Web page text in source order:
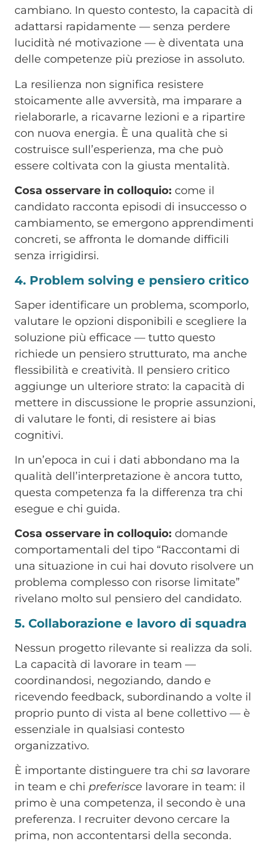
cambiano. In questo contesto, la capacità di
adattarsi rapidamente — senza perdere
lucidità né motivazione — è diventata una
delle competenze più preziose in assoluto.
La resilienza non significa resistere
stoicamente alle avversità, ma imparare a
rielaborarle, a ricavarne lezioni e a ripartire
con nuova energia. È una qualità che si
costruisce sull’esperienza, ma che può
essere coltivata con la giusta mentalità.
Cosa osservare in colloquio: come il
candidato racconta episodi di insuccesso o
cambiamento, se emergono apprendimenti
concreti, se affronta le domande difficili
senza irrigidirsi.
4. Problem solving e pensiero critico
Saper identificare un problema, scomporlo,
valutare le opzioni disponibili e scegliere la
soluzione più efficace — tutto questo
richiede un pensiero strutturato, ma anche
flessibilità e creatività. Il pensiero critico
aggiunge un ulteriore strato: la capacità di
mettere in discussione le proprie assunzioni,
di valutare le fonti, di resistere ai bias
cognitivi.
In un’epoca in cui i dati abbondano ma la
qualità dell’interpretazione è ancora tutto,
questa competenza fa la differenza tra chi
esegue e chi guida.
Cosa osservare in colloquio: domande
comportamentali del tipo “Raccontami di
una situazione in cui hai dovuto risolvere un
problema complesso con risorse limitate”
rivelano molto sul pensiero del candidato.
5. Collaborazione e lavoro di squadra
Nessun progetto rilevante si realizza da soli.
La capacità di lavorare in team —
coordinandosi, negoziando, dando e
ricevendo feedback, subordinando a volte il
proprio punto di vista al bene collettivo — è
essenziale in qualsiasi contesto
organizzativo.
È importante distinguere tra chi sa lavorare
in team e chi preferisce lavorare in team: il
primo è una competenza, il secondo è una
preferenza. I recruiter devono cercare la
prima, non accontentarsi della seconda.